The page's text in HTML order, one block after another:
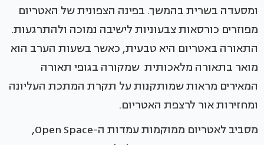
ומסעדה בשרית בהמשך. בפינה הצפונית של האטריום
מפוזרים כורסאות צבעוניות לישיבה נמוכה ולהתרגעות.
התאורה באטריום היא טבעית, כאשר בשעות הערב הוא
מואר בתאורה מלאכותית שמקורה בגופי תאורה
המאירים מראות שמותקנות על תקרת המתכת העליונה
ומחזירות אור לרצפת האטריום.
מסביב לאטריום ממוקמות עמדות ה-Open Space,